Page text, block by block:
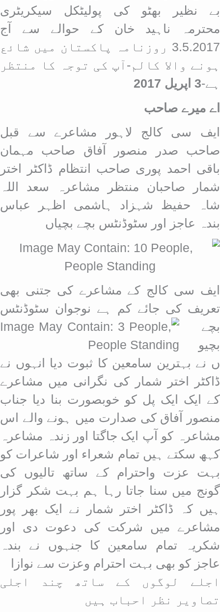
بے نظیر بھٹو کی پولیٹکل سیکریٹری
محترمہ ناہید خان کے حوالے سے آج
3.5.2017 روزنامہ پاکستان میں شائع
ہونے والا کالم-آپ کی توجہ کا منتظر
ہے-3 اپریل 2017
اے میرے صاحب
ایف سی کالج لاہور مشاعرے سے قبل
صاحب صدر منصور آفاق صاحب مہمان
باقی احمد پوری صاحب انتظام ڈاکٹر اختر
شمار صاحبان منتظر مشاعرہ سعد اللہ
شاہ حفیظ شہزاد ہاشمی اظہر عباس
بندہ عاجز اور سٹوڈنٹس بچے بچیاں
ایف سی کالج کے مشاعرے کی جتنی بھی
تعریف کی جائے کم ہے نوجوان سٹوڈنٹس
بچے
بچیو
ں نے بہترین سامعین کا ثبوت دیا انہوں نے
ڈاکٹر اختر شمار کی نگرانی میں مشاعرے
کے ایک ایک پل کو خوبصورت بنا دیا جناب
منصور آفاق کی صدارت میں ہونے والے اس
مشاعرہ کو آپ ایک جاگتا اور زندہ مشاعرہ
کہھ سکتے ہیں تمام شعراء اور شاعرات کو
بہت عزت واحترام کے ساتھ تالیوں کی
گونج میں سنا جاتا رہا ہم بہت شکر گزار
ہیں کہ ڈاکٹر اختر شمار نے ایک بھر پور
مشاعرے میں شرکت کی دعوت دی اور
شکریہ تمام سامعین کا جنہوں نے بندہ
عاجز کو بھی بہت احترام وعزت سے نوازا
اجلے لوگوں کے ساتھ چند اجلی
تصاویر نظر احباب ہیں